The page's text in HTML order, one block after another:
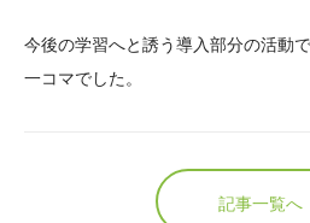
今後の学習へと誘う導入部分の活動
一コマでした。
記事一覧へ